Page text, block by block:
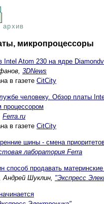
архив
микропроцессоры
Intel Atom 230 на ядре
3DNews
в газете CitCity
человеку. Обзор платы
процессором
Ferra.ru
в газете CitCity
шины - смена
лаборатория Ferra
способ продавать
Андрей Шуклин, "Экспресс